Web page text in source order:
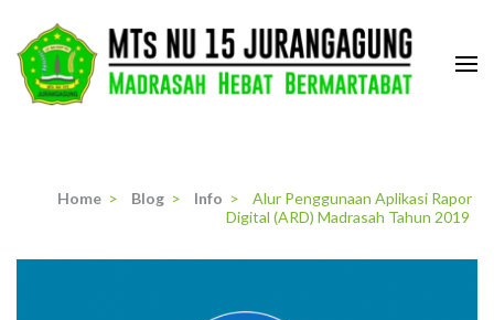
content
(Press
Home > Blog > Info >
Alur Penggunaan Aplikasi Rapor
Digital (ARD) Madrasah Tahun 2019